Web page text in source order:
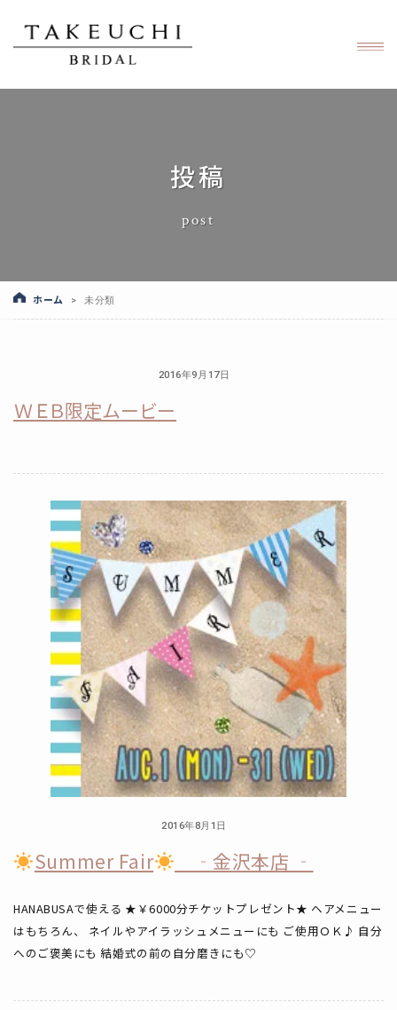
投稿
post
ホーム > 未分類
2016年9月17日
ＷＥＢ限定ムービー
2016年8月1日
Summer Fair ‐金沢本店 ‐
HANABUSAで使える ★￥6000分チケットプレゼント★ ヘアメニュー
はもちろん、 ネイルやアイラッシュメニューにも ご使用ＯＫ♪ 自分
へのご褒美にも 結婚式の前の自分磨きにも♡